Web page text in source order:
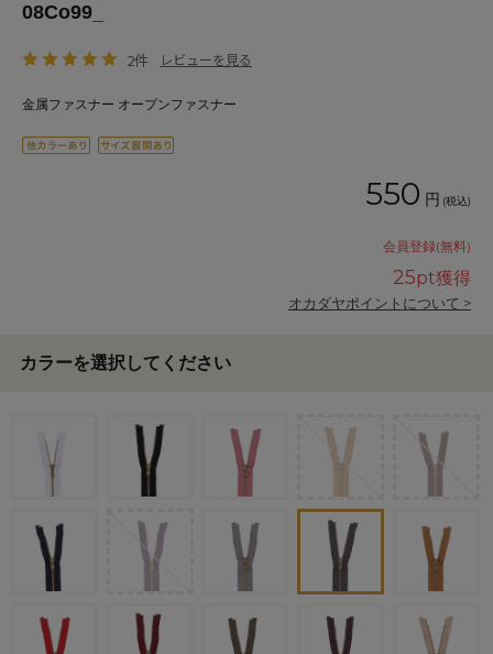
08Co99_
2件 レビューを見る
金属ファスナー オープンファスナー
550 円 (税込)
会員登録(無料)
25pt獲得
オカダヤポイントについて >
カラーを選択してください